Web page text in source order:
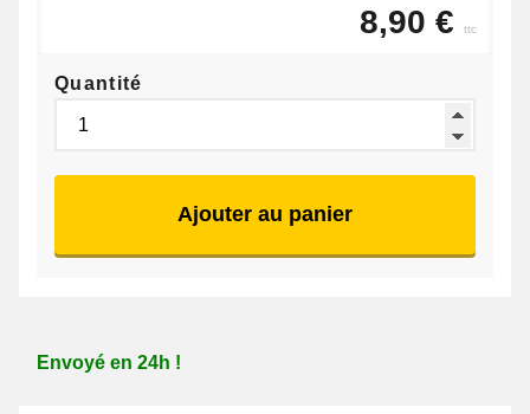
8,90 € ttc
Quantité
Ajouter au panier
Envoyé en 24h !